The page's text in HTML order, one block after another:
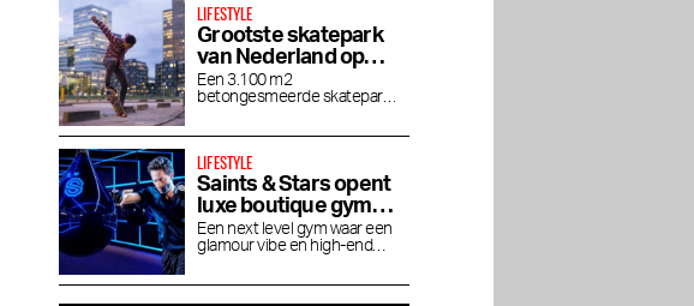
LIFESTYLE
Grootste skatepark
van Nederland op
Zeeburgereiland
Een 3.100 m2
betongesmeerde skatepark
LIFESTYLE
Saints & Stars opent
luxe boutique gym in
Oud-Zuid
Een next level gym waar een
glamour vibe en high-end